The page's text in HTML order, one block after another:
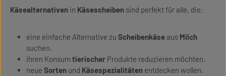
Käsealternativen in Käsescheiben sind perfekt für alle, die:
eine einfache Alternative zu Scheibenkäse aus Milch
suchen.
ihren Konsumtierischer Produkte reduzieren möchten.
neue Sorten und Käsespezialitäten entdecken wollen.